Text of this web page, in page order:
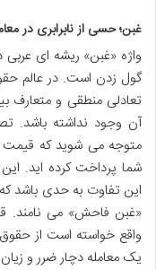
غبن؛ حسی از نابرابری در
واژه «غبن» ریشه ای عربی
گول زدن است. در عالم
تعادلی منطقی و متعارف
آن وجود نداشته باشد.
متوجه می شوید که قیمت
شما پرداخت کرده اید.
این تفاوت به حدی باشد
«غبن فاحش» می نامند.
واقع خواسته است از
یک معامله دچار ضرر و